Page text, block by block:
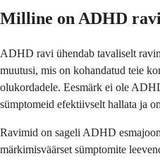
Milline on ADHD
ADHD ravi ühendab tavaliselt
muutusi, mis on kohandatud teie
olukordadele. Eesmärk ei ole
sümptomeid efektiivselt hallata ja
Ravimid on sageli ADHD
märkimisväärset sümptomite